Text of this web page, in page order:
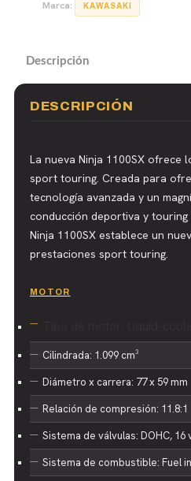
Marca: KAWASAKI
Descripción
DESCRIPCIÓN
La nueva Ninja 1100SX ofrece
sport touring. Creada para
tecnología avanzada y un
conducción deportiva y
Ninja 1100SX establece un
prestaciones sport touring.
MOTOR
Cilindrada: 1.099 cm³
Diámetro x carrera: 77 x 59 mm
Relación de compresión: 11.8:1
Sistema de válvulas: DOHC, 16
Sistema de combustible: Fuel